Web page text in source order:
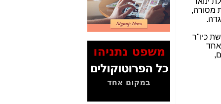
מסורה,
כיו"ר
אחד
2" על תעלולי השר
משה כחלון -כאן
המשך חשיפת הבלוף
ששמו "מהפיכת
הסלולר" ואיך מסרסים
את הנתונים לציבור -
כאן
סיכום ביקור בסיליקון